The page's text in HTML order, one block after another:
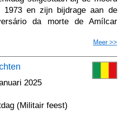
en zijn bijdrage aan de
da morte de Amílcar
Meer >>
2025
(Militair feest)